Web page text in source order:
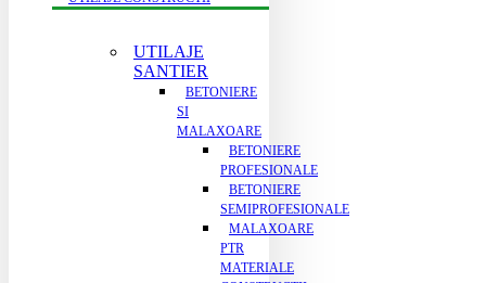
UTILAJE
SANTIER
BETONIERE
SI
MALAXOARE
BETONIERE
PROFESIONALE
BETONIERE
SEMIPROFESIONALE
MALAXOARE
PTR
MATERIALE